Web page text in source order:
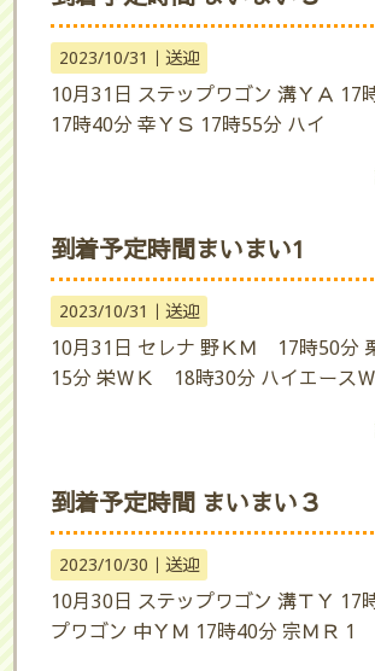
2023/10/31｜ 送迎
10月31日 ステップワゴン 溝ＹＡ 17
17時40分 幸ＹＳ 17時55分 ハイ
到着予定時間まいまい1
2023/10/31｜ 送迎
10月31日 セレナ 野ＫＭ 17時50分
15分 栄ＷＫ 18時30分 ハイエースＷ
到着予定時間 まいまい３
2023/10/30｜ 送迎
10月30日 ステップワゴン 溝ＴＹ 17
プワゴン 中ＹＭ 17時40分 宗ＭＲ 1